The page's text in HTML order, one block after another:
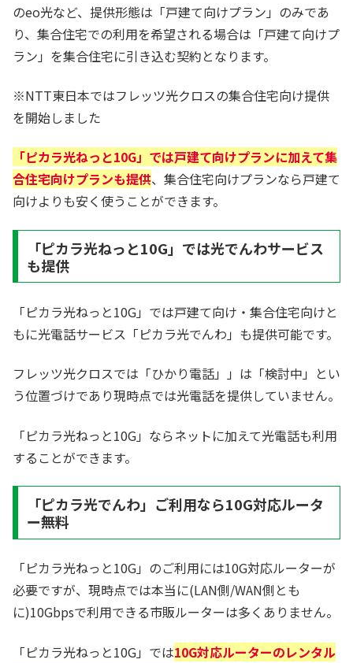
のeo光など、提供形態は「戸建て向けプラン」のみであ
り、集合住宅での利用を希望される場合は「戸建て向けプ
ラン」を集合住宅に引き込む契約となります。
※NTT東日本ではフレッツ光クロスの集合住宅向け提供
を開始しました
「ピカラ光ねっと10G」では戸建て向けプランに加えて集
合住宅向けプランも提供、集合住宅向けプランなら戸建て
向けよりも安く使うことができます。
「ピカラ光ねっと10G」では光でんわサービス
も提供
「ピカラ光ねっと10G」では戸建て向け・集合住宅向けと
もに光電話サービス「ピカラ光でんわ」も提供可能です。
フレッツ光クロスでは「ひかり電話」」は「検討中」とい
う位置づけであり現時点では光電話を提供していません。
「ピカラ光ねっと10G」ならネットに加えて光電話も利用
することができます。
「ピカラ光でんわ」ご利用なら10G対応ルータ
ー無料
「ピカラ光ねっと10G」のご利用には10G対応ルーターが
必要ですが、現時点では本当に(LAN側/WAN側とも
に)10Gbpsで利用できる市販ルーターは多くありません。
「ピカラ光ねっと10G」では10G対応ルーターのレンタル